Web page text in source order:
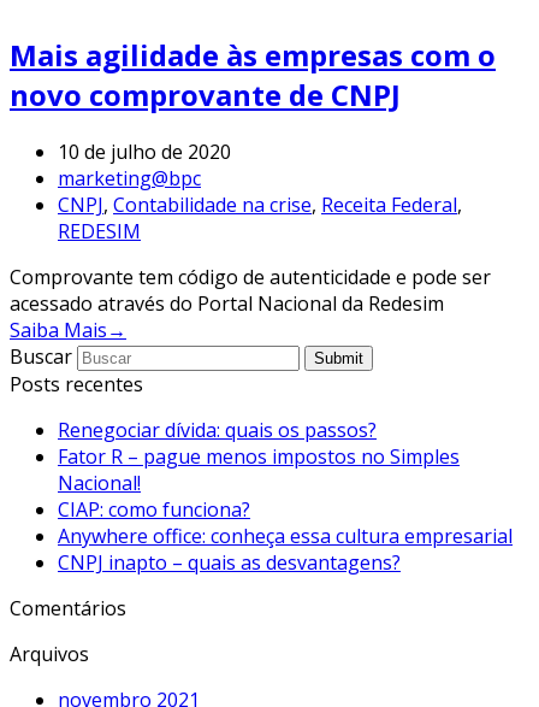
Mais agilidade às empresas com o
novo comprovante de CNPJ
10 de julho de 2020
marketing@bpc
CNPJ, Contabilidade na crise, Receita Federal,
REDESIM
Comprovante tem código de autenticidade e pode ser
acessado através do Portal Nacional da Redesim
Saiba Mais→
Buscar
Submit
Posts recentes
Renegociar dívida: quais os passos?
Fator R – pague menos impostos no Simples
Nacional!
CIAP: como funciona?
Anywhere office: conheça essa cultura empresarial
CNPJ inapto – quais as desvantagens?
Comentários
Arquivos
novembro 2021